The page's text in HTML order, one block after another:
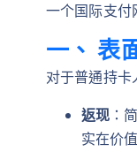
一个国际支付
一、 表
对于普通持卡
返现 ：
实在价